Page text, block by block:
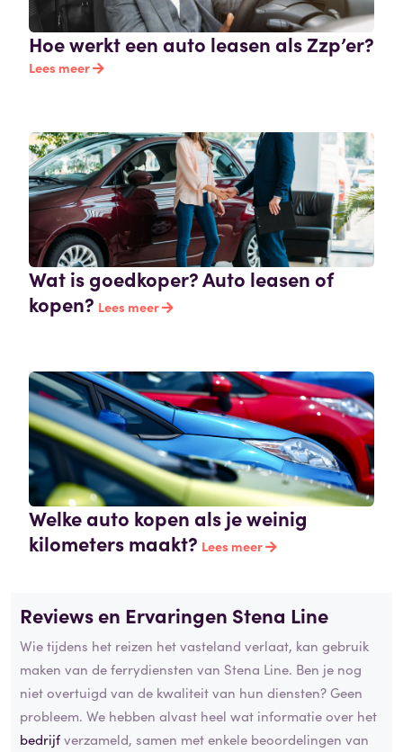
Hoe werkt een auto leasen als Zzp’er?
Lees meer
Wat is goedkoper? Auto leasen of
kopen? Lees meer
Welke auto kopen als je weinig
kilometers maakt? Lees meer
Reviews en Ervaringen Stena Line
Wie tijdens het reizen het vasteland verlaat, kan gebruik
maken van de ferrydiensten van Stena Line. Ben je nog
niet overtuigd van de kwaliteit van hun diensten? Geen
probleem. We hebben alvast heel wat informatie over het
bedrijfverzameld, samen met enkele beoordelingen van